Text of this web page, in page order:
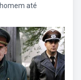
homem até